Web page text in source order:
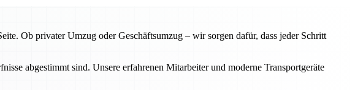
Ob privater Umzug oder Geschäftsumzug – wir sorgen dafür, dass jeder Schritt
abgestimmt sind. Unsere erfahrenen Mitarbeiter und moderne Transportgeräte